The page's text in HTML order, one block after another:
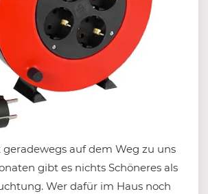
auf dem Weg zu uns
gibt es nichts Schöneres als
Wer dafür im Haus noch